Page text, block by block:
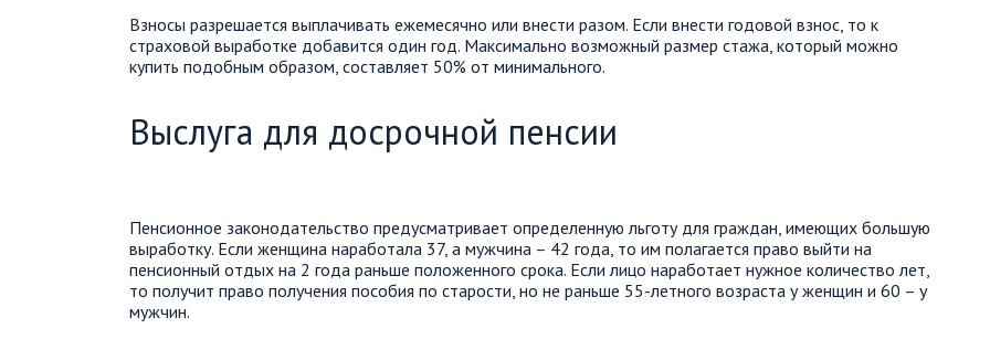
Взносы разрешается выплачивать ежемесячно или внести разом. Если внести годовой взнос, то к
страховой выработке добавится один год. Максимально возможный размер стажа, который можно
купить подобным образом, составляет 50% от минимального.
Выслуга для досрочной пенсии
Пенсионное законодательство предусматривает определенную льготу для граждан, имеющих большую
выработку. Если женщина наработала 37, а мужчина – 42 года, то им полагается право выйти на
пенсионный отдых на 2 года раньше положенного срока. Если лицо наработает нужное количество лет,
то получит право получения пособия по старости, но не раньше 55-летного возраста у женщин и 60 – у
мужчин.